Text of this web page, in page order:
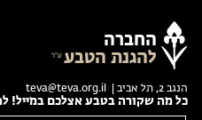
החברה
להגנת הטבע
הנגב 2, תל אביב | teva@teva.org.il
כל מה שקורה בטבע אצלכם במייל!